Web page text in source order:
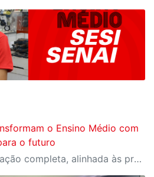
o Ensino Médio com
o futuro
Iniciativa oferece formação completa, alinhada às profissões do futuro e aos desafios da nova indústria.